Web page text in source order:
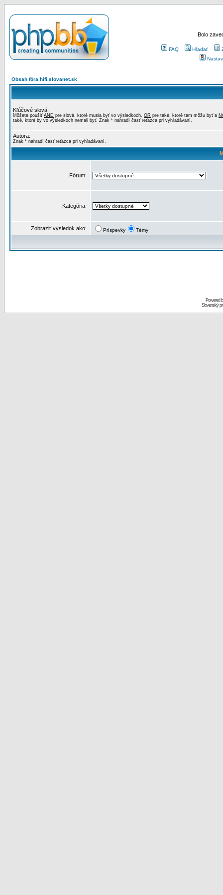
Bolo
FAQ Hľadať
Obsah fóra hifi.slovanet.sk
Kľúčové slová:
Môžete použiť AND pre slová, ktoré musia byť vo výsledkoch, OR pre také, ktoré tam môžu byť a
také, ktoré by vo výsledkoch nemali byť. Znak * nahradí časť reťazca pri vyhľadávaní.
Autora:
Znak * nahradí časť reťazca pri vyhľadávaní.
Fórum:
Kategória:
Zobraziť výsledok ako: Príspevky Témy
Powered
Slovenský